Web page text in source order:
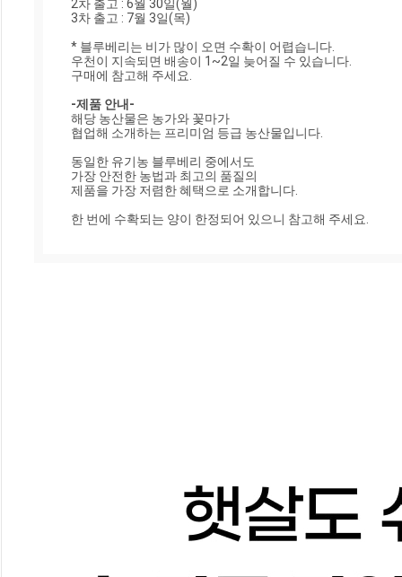
2차 출고 : 6월 30일(월)
3차 출고 : 7월 3일(목)
* 블루베리는 비가 많이 오면 수확이 어렵습니다.
우천이 지속되면 배송이 1~2일 늦어질 수 있습니다.
구매에 참고해 주세요.
-제품 안내-
해당 농산물은 농가와 꽃마가
협업해 소개하는 프리미엄 등급 농산물입니다.
동일한 유기농 블루베리 중에서도
가장 안전한 농법과 최고의 품질의
제품을 가장 저렴한 혜택으로 소개합니다.
한 번에 수확되는 양이 한정되어 있으니 참고해 주세요.